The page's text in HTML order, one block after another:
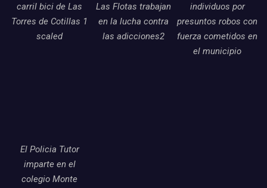
carril bici de Las
Torres de Cotillas 1
scaled
Las Flotas trabajan
en la lucha contra
las adicciones2
individuos por
presuntos robos con
fuerza cometidos en
el municipio
El Policia Tutor
imparte en el
colegio Monte